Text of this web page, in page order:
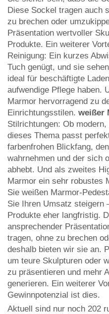
Diese Sockel tragen auch
zu brechen oder
Präsentation wertvoller
Produkte. Ein weiterer
Reinigung: Ein kurzes
Tuch genügt, und sie
ideal für beschäftigte
aufwendige Pflege haben.
Marmor hervorragend zu
Einrichtungsstilen. weißer
Stilrichtungen: Ob
dieses Thema passt
farbenfrohen Blickfang,
wahrnehmen und der sich
abhebt. Und als zweites
Marmor ein sehr robustes
Sie weißen Marmor-
Sie Ihren Umsatz steigern
Produkte eher langfristig.
ansprechender
tragen, ohne zu brechen
deshalb bieten wir sie an.
um teure Skulpturen oder
zu präsentieren und mehr
generieren. Ein weiterer
Gewinnpotenzial ist dies.
Aktuell sind nur noch 202